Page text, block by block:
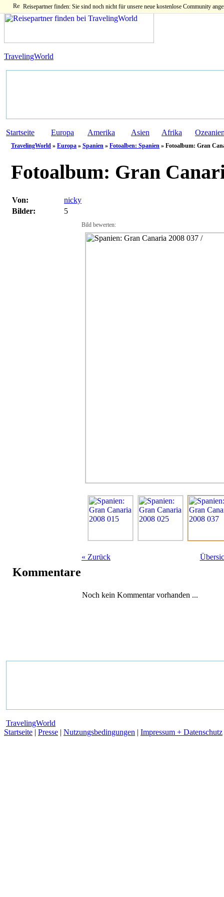
Reisepartner finden: Sie sind noch nicht für unsere neue kostenlose Community
TravelingWorld
Startseite Europa Amerika Asien Afrika
TravelingWorld » Europa » Spanien » Fotoalben: Spanien » Fotoalbum: Gran
Fotoalbum: Gran
Von:
nicky
Bilder:
5
Bild bewerten:
« Zurück
Kommentare
Noch kein Kommentar vorhanden ...
TravelingWorld
Startseite | Presse | Nutzungsbedingungen | Impressum + Datenschutz